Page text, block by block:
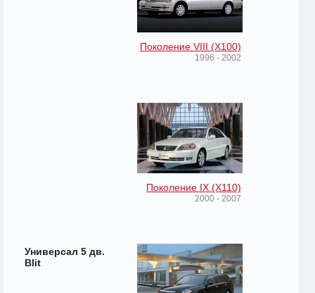
Поколение VIII (X100)
1996 - 2002
Поколение IX (X110)
2000 - 2007
Универсал 5 дв.
Blit